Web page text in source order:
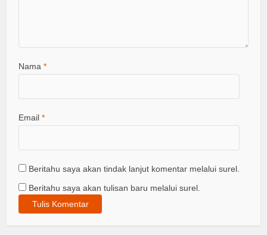
Nama*
Email*
Beritahu saya akan tindak lanjut komentar melalui surel.
Beritahu saya akan tulisan baru melalui surel.